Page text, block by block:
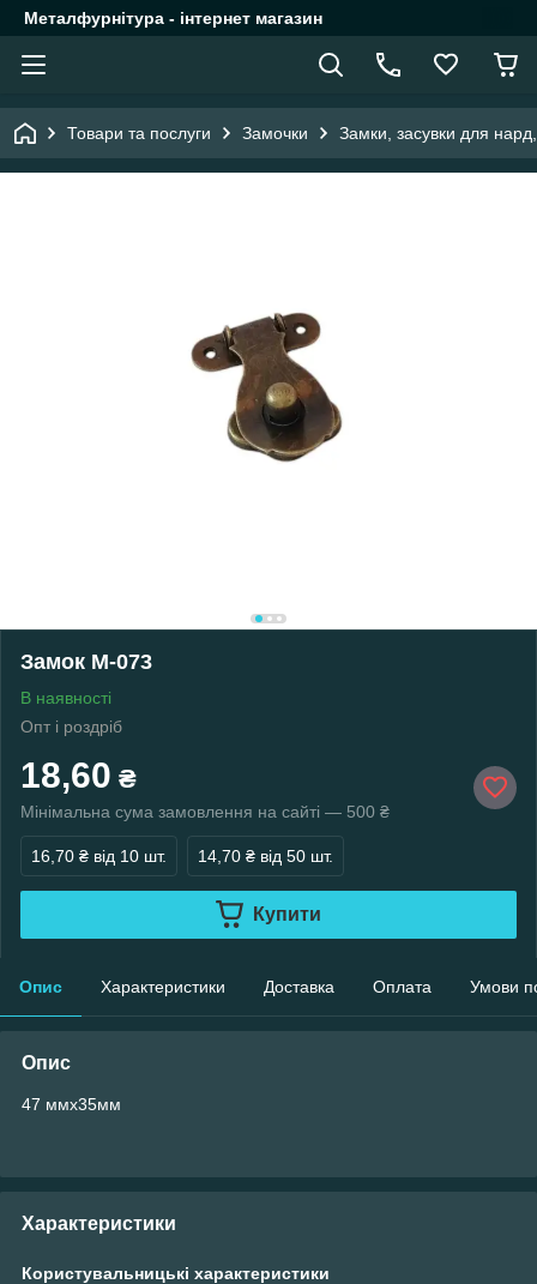
Металфурнітура - інтернет магазин
Товари та послуги Замочки Замки, засувки для
Замок М-073
В наявності
Опт і роздріб
18,60 ₴
Мінімальна сума замовлення на сайті — 500 ₴
16,70 ₴ від 10 шт. 14,70 ₴ від 50 шт.
Купити
Опис Характеристики Доставка Оплата Умови
Опис
47 ммх35мм
Характеристики
Користувальницькі характеристики